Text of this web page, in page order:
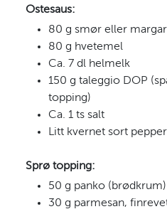
Ostesaus:
80 g smør eller
80 g hvetemel
Ca. 7 dl helmelk
150 g taleggio DOP
topping)
Ca. 1 ts salt
Litt kvernet sort pepper
Sprø topping:
50 g panko (brødkrum)
30 g parmesan,